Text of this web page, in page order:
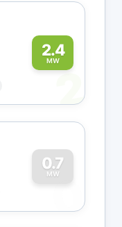
2.4
MW
2
0.7
MW
0